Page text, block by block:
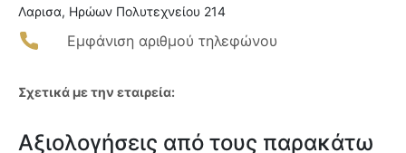
Λαρισα, Ηρώων Πολυτεχνείου 214
Εμφάνιση αριθμού τηλεφώνου
Σχετικά με την εταιρεία:
Αξιολογήσεις από τους παρακάτω